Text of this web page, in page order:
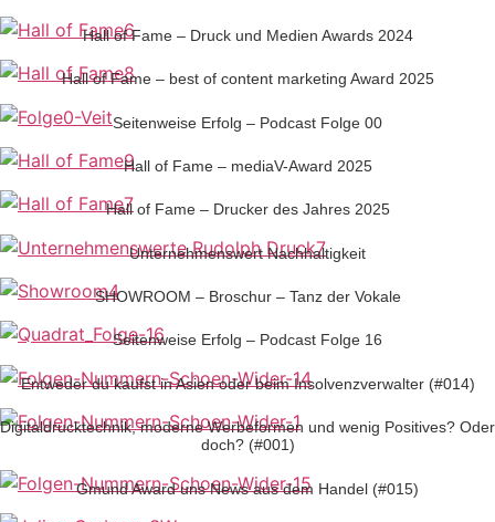
Hall of Fame – Druck und Medien Awards 2024
Hall of Fame – best of content marketing Award 2025
Seitenweise Erfolg – Podcast Folge 00
Hall of Fame – mediaV-Award 2025
Hall of Fame – Drucker des Jahres 2025
Unternehmenswert Nachhaltigkeit
SHOWROOM – Broschur – Tanz der Vokale
Seitenweise Erfolg – Podcast Folge 16
Entweder du kaufst in Asien oder beim Insolvenzverwalter (#014)
Digitaldrucktechnik, moderne Werbeformen und wenig Positives? Oder
doch? (#001)
Gmund Award uns News aus dem Handel (#015)